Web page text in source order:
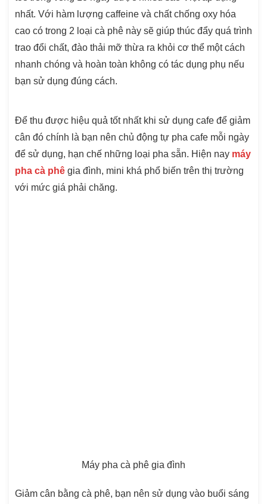
nhất. Với hàm lượng caffeine và chất chống oxy hóa
cao có trong 2 loại cà phê này sẽ giúp thúc đẩy quá trình
trao đổi chất, đào thải mỡ thừa ra khỏi cơ thể một cách
nhanh chóng và hoàn toàn không có tác dụng phụ nếu
bạn sử dụng đúng cách.
Để thu được hiệu quả tốt nhất khi sử dụng cafe để giảm
cân đó chính là bạn nên chủ động tự pha cafe mỗi ngày
để sử dụng, hạn chế những loại pha sẵn. Hiện nay máy
pha cà phê gia đình, mini khá phổ biến trên thị trường
với mức giá phải chăng.
Máy pha cà phê gia đình
Giảm cân bằng cà phê, bạn nên sử dụng vào buổi sáng